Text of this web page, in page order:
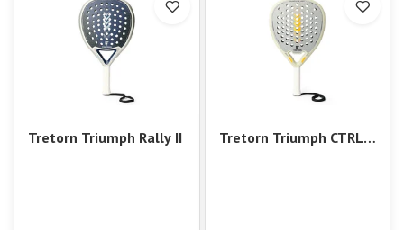
Tretorn Triumph Rally II
Tretorn Triumph CTRL